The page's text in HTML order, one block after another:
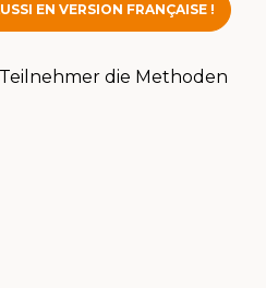
EN VERSION FRANÇAISE !
die Methoden